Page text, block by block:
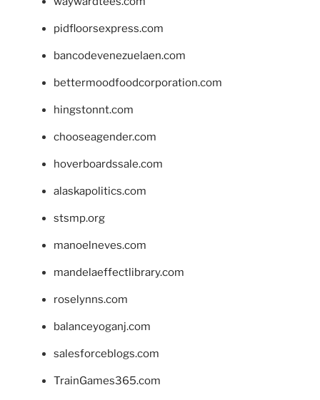
pidfloorsexpress.com
bancodevenezuelaen.com
bettermoodfoodcorporation.com
hingstonnt.com
chooseagender.com
hoverboardssale.com
alaskapolitics.com
stsmp.org
manoelneves.com
mandelaeffectlibrary.com
roselynns.com
balanceyoganj.com
salesforceblogs.com
TrainGames365.com